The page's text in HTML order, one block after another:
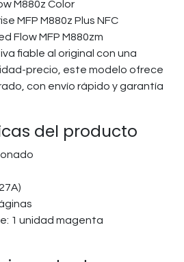
M880z Color
MFP M880z Plus NFC
Flow MFP M880zm
fiable al original con una
precio, este modelo ofrece
con envío rápido y garantía
del producto
1 unidad magenta